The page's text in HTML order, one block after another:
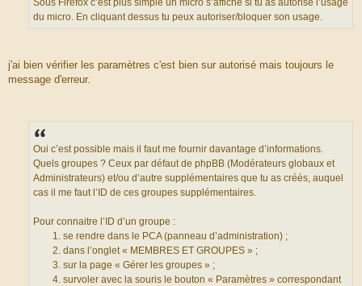
du micro. En cliquant dessus tu peux autoriser/bloquer son usage.
j'ai bien vérifier les paramètres c'est bien sur autorisé mais toujours le
message d'erreur.
Oui c’est possible mais il faut me fournir davantage d’informations.
Quels groupes ? Ceux par défaut de phpBB (Modérateurs globaux et
Administrateurs) et/ou d’autre supplémentaires que tu as créés, auquel
cas il me faut l’ID de ces groupes supplémentaires.
Pour connaitre l’ID d’un groupe :
se rendre dans le PCA (panneau d’administration) ;
dans l’onglet « MEMBRES ET GROUPES » ;
sur la page « Gérer les groupes » ;
survoler avec la souris le bouton « Paramètres » correspondant